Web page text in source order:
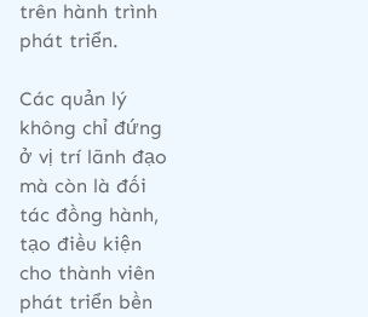
trên hành trình
phát triển.
Các quản lý
không chỉ đứng
ở vị trí lãnh đạo
mà còn là đối
tác đồng hành,
tạo điều kiện
cho thành viên
phát triển bền